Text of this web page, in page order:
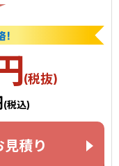
(税抜)
(税込)
見積り